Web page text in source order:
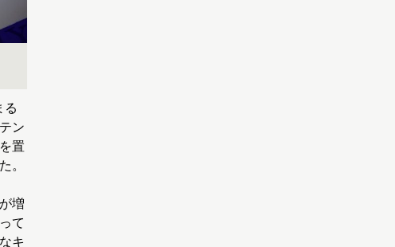
る
ン
置
。
増
て
キ